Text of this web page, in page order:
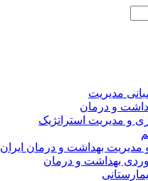
مدیریت
و درمان
و مدیریت استراتژیک
مدیریت بهداشت و درمان ایران
بهداشت و درمان